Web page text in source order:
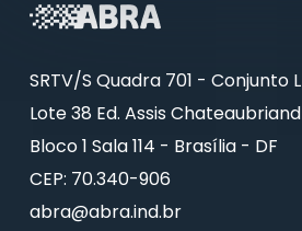
SRTV/S Quadra 701 - Conjunto L
Lote 38 Ed. Assis Chateaubriand
Bloco 1 Sala 114 - Brasília - DF
CEP: 70.340-906
abra@abra.ind.br